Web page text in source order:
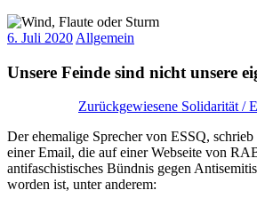
6. Juli 2020 Allgemein
Unsere Feinde sind nicht unsere
Zurückgewiesene Solidarität /
Der ehemalige Sprecher von ESSQ,
einer Email, die auf einer Webseite von
antifaschistisches Bündnis gegen
worden ist, unter anderem: